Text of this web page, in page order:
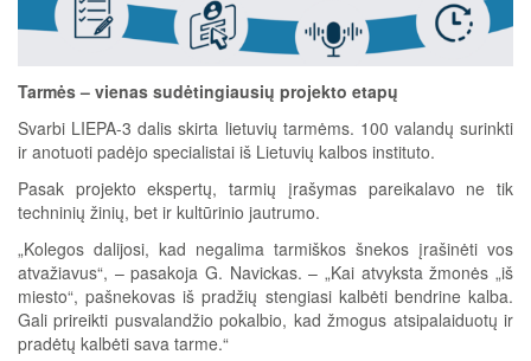
Tarmės – vienas sudėtingiausių projekto etapų
Svarbi LIEPA-3 dalis skirta lietuvių tarmėms. 100 valandų surinkti
ir anotuoti padėjo specialistai iš Lietuvių kalbos instituto.
Pasak projekto ekspertų, tarmių įrašymas pareikalavo ne tik
techninių žinių, bet ir kultūrinio jautrumo.
„Kolegos dalijosi, kad negalima tarmiškos šnekos įrašinėti vos
atvažiavus“, – pasakoja G. Navickas. – „Kai atvyksta žmonės „iš
miesto“, pašnekovas iš pradžių stengiasi kalbėti bendrine kalba.
Gali prireikti pusvalandžio pokalbio, kad žmogus atsipalaiduotų ir
pradėtų kalbėti sava tarme.“